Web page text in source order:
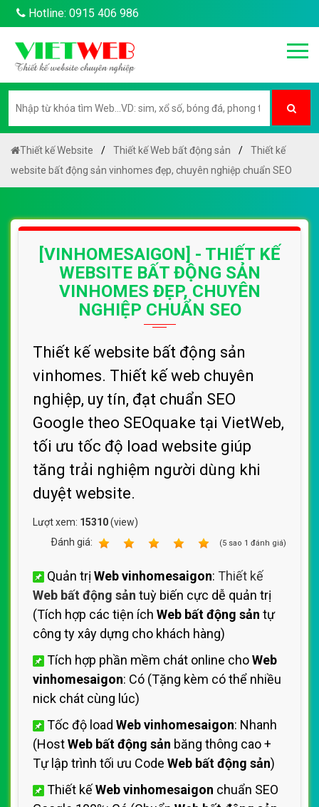
Hotline: 0915 406 986
Thiết kế Website Thiết kế Web bất động sản
Thiết kế
website bất động sản vinhomes đẹp, chuyên nghiệp chuẩn SEO
[VINHOMESAIGON] - THIẾT KẾ
WEBSITE BẤT ĐỘNG SẢN
VINHOMES ĐẸP, CHUYÊN
NGHIỆP CHUẨN SEO
Thiết kế website bất động sản
vinhomes. Thiết kế web chuyên
nghiệp, uy tín, đạt chuẩn SEO
Google theo SEOquake tại VietWeb,
tối ưu tốc độ load website giúp
tăng trải nghiệm người dùng khi
duyệt website.
Lượt xem: 15310(view)
Ðánh giá:
(5 sao 1 đánh giá)
Quản trị Web vinhomesaigon: Thiết kế
Web bất động sản tuỳ biến cực dễ quản trị
(Tích hợp các tiện ích Web bất động sản tự
công ty xây dựng cho khách hàng)
Tích hợp phần mềm chát online choWeb
vinhomesaigon: Có (Tặng kèm có thể nhiều
nick chát cùng lúc)
Tốc độ load Web vinhomesaigon: Nhanh
(HostWeb bất động sản băng thông cao +
Tự lập trình tối ưu Code Web bất động sản)
Thiết kếWeb vinhomesaigon chuẩn SEO